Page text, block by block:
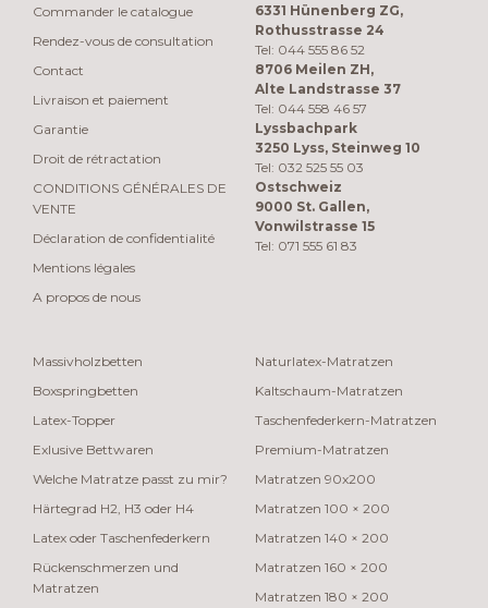
Commander le catalogue
Rendez-vous de consultation
Contact
Livraison et paiement
Garantie
Droit de rétractation
CONDITIONS GÉNÉRALES DE
VENTE
Déclaration de confidentialité
Mentions légales
A propos de nous
6331 Hünenberg ZG,
Rothusstrasse 24
Tel: 044 555 86 52
8706 Meilen ZH,
Alte Landstrasse 37
Tel: 044 558 46 57
Lyssbachpark
3250 Lyss, Steinweg 10
Tel: 032 525 55 03
Ostschweiz
9000 St. Gallen,
Vonwilstrasse 15
Tel: 071 555 61 83
Massivholzbetten
Boxspringbetten
Latex-Topper
Exlusive Bettwaren
Welche Matratze passt zu mir?
Härtegrad H2, H3 oder H4
Latex oder Taschenfederkern
Rückenschmerzen und
Matratzen
Naturlatex-Matratzen
Kaltschaum-Matratzen
Taschenfederkern-Matratzen
Premium-Matratzen
Matratzen 90x200
Matratzen 100 × 200
Matratzen 140 × 200
Matratzen 160 × 200
Matratzen 180 × 200